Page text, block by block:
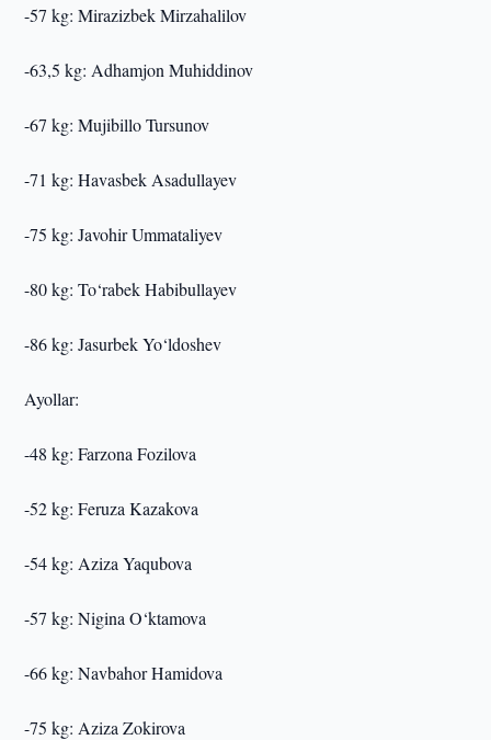
-57 kg: Mirazizbek Mirzahalilov
-63,5 kg: Adhamjon Muhiddinov
-67 kg: Mujibillo Tursunov
-71 kg: Havasbek Asadullayev
-75 kg: Javohir Ummataliyev
-80 kg: To‘rabek Habibullayev
-86 kg: Jasurbek Yo‘ldoshev
Ayollar:
-48 kg: Farzona Fozilova
-52 kg: Feruza Kazakova
-54 kg: Aziza Yaqubova
-57 kg: Nigina O‘ktamova
-66 kg: Navbahor Hamidova
-75 kg: Aziza Zokirova